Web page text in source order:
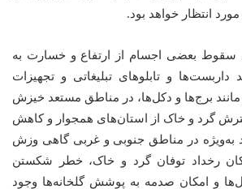
انتظار خواهد بود.
سقوط بعضی اجسام از ارتفاع و خسارت به
و تابلوهای تبلیغاتی و تجهیزات
برج‌ها و دکل‌ها، در مناطق مستعد خیزش
گرد و خاک از استان‌های همجوار و کاهش
به‌ویژه در مناطق جنوبی و غربی گاهی وزش
رخداد توفان گرد و خاک، خطر شکستن
و امکان صدمه به پوشش گلخانه‌ها وجود